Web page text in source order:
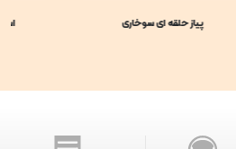
پیاز حلقه ای سوخاری اسنک سیب